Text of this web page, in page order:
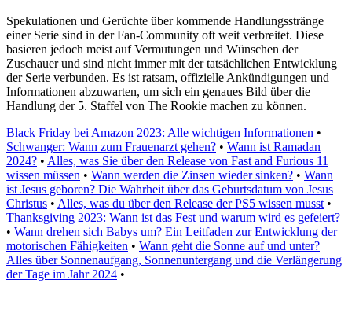
Spekulationen und Gerüchte über kommende Handlungsstränge
einer Serie sind in der Fan-Community oft weit verbreitet. Diese
basieren jedoch meist auf Vermutungen und Wünschen der
Zuschauer und sind nicht immer mit der tatsächlichen Entwicklung
der Serie verbunden. Es ist ratsam, offizielle Ankündigungen und
Informationen abzuwarten, um sich ein genaues Bild über die
Handlung der 5. Staffel von The Rookie machen zu können.
Black Friday bei Amazon 2023: Alle wichtigen Informationen •
Schwanger: Wann zum Frauenarzt gehen? • Wann ist Ramadan
2024? • Alles, was Sie über den Release von Fast and Furious 11
wissen müssen • Wann werden die Zinsen wieder sinken? • Wann
ist Jesus geboren? Die Wahrheit über das Geburtsdatum von Jesus
Christus • Alles, was du über den Release der PS5 wissen musst•
Thanksgiving 2023: Wann ist das Fest und warum wird es gefeiert?
• Wann drehen sich Babys um? Ein Leitfaden zur Entwicklung der
motorischen Fähigkeiten • Wann geht die Sonne auf und unter?
Alles über Sonnenaufgang, Sonnenuntergang und die Verlängerung
der Tage im Jahr 2024 •